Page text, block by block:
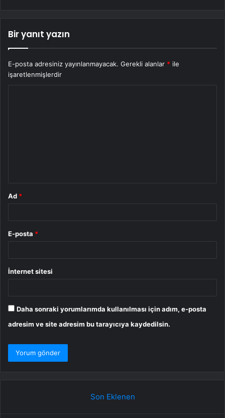
Bir yanıt yazın
E-posta adresiniz yayınlanmayacak. Gerekli alanlar * ile
işaretlenmişlerdir
Ad *
E-posta *
İnternet sitesi
Daha sonraki yorumlarımda kullanılması için adım, e-posta
adresim ve site adresim bu tarayıcıya kaydedilsin.
Son Eklenen